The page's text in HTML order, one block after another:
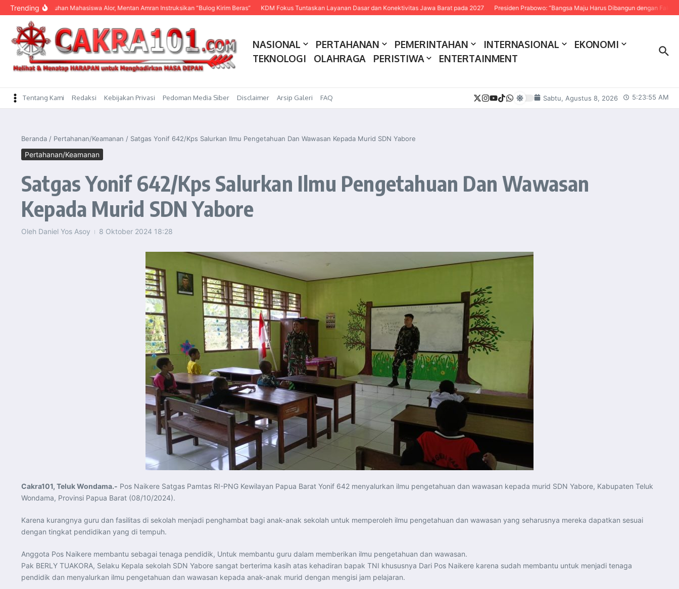
content
Trending
Keluhan Mahasiswa Alor, Mentan Amran Instruksikan “Bulog Kirim Beras” KDM Fokus Tuntaskan Layanan Dasar dan Konektivitas Jawa Barat pada 2027 Presiden Prabowo: “Bangsa Maju Harus Dibangun dengan Fakta dan Sains”
NASIONAL PERTAHANAN PEMERINTAHAN INTERNASIONAL
EKONOMI
TEKNOLOGI
OLAHRAGA PERISTIWA ENTERTAINMENT
Tentang Kami Redaksi Kebijakan Privasi Pedoman Media Siber Disclaimer Arsip Galeri FAQ Sabtu, Agustus 8, 2026 5:23:56 AM
Beranda / Pertahanan/Keamanan / Satgas Yonif 642/Kps Salurkan Ilmu Pengetahuan Dan Wawasan Kepada Murid SDN Yabore
Pertahanan/Keamanan
Satgas Yonif 642/Kps Salurkan Ilmu Pengetahuan Dan Wawasan
Kepada Murid SDN Yabore
Oleh Daniel Yos Asoy 8 Oktober 2024 18:28
Cakra101, Teluk Wondama.- Pos Naikere Satgas Pamtas RI-PNG Kewilayan Papua Barat Yonif 642 menyalurkan ilmu pengetahuan dan wawasan kepada murid SDN Yabore, Kabupaten Teluk
Wondama, Provinsi Papua Barat (08/10/2024).
Karena kurangnya guru dan fasilitas di sekolah menjadi penghambat bagi anak-anak sekolah untuk memperoleh ilmu pengetahuan dan wawasan yang seharusnya mereka dapatkan sesuai
dengan tingkat pendidikan yang di tempuh.
Anggota Pos Naikere membantu sebagai tenaga pendidik, Untuk membantu guru dalam memberikan ilmu pengetahuan dan wawasan.
Pak BERLY TUAKORA, Selaku Kepala sekolah SDN Yabore sangat berterima kasih atas kehadiran bapak TNI khususnya Dari Pos Naikere karena sudah membantu untuk menjadi tenaga
pendidik dan menyalurkan ilmu pengetahuan dan wawasan kepada anak-anak murid dengan mengisi jam pelajaran.